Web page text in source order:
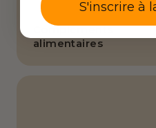
Compléments
alimentaires
S'inscrire à